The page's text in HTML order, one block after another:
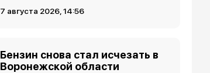
7 августа 2026, 14:56
Бензин снова стал исчезать в
Воронежской области